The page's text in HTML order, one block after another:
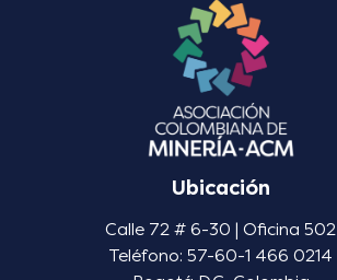
Ubicación
Calle 72 # 6-30 | Oficina 502
Teléfono: 57-60-1 466 0214